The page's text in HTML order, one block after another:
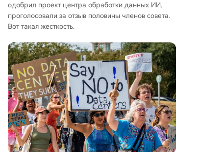
одобрил проект центра обработки данных ИИ,
проголосовали за отзыв половины членов совета.
Вот такая жесткость.